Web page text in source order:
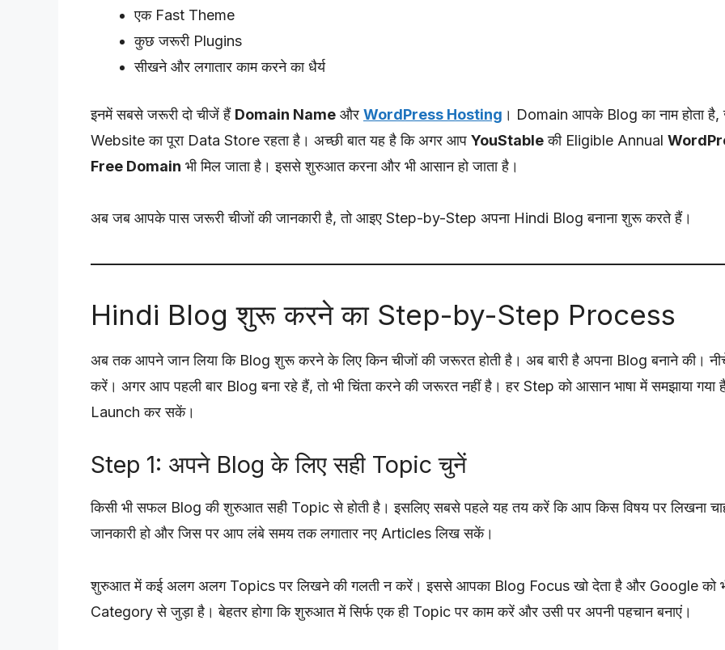
एक Fast Theme
कुछ जरूरी Plugins
सीखने और लगातार काम करने का धैर्य
इनमें सबसे जरूरी दो चीजें हैं Domain Name और WordPress Hosting । Domain आपके Blog का नाम होता
Website का पूरा Data Store रहता है। अच्छी बात यह है कि अगर आप YouStableकी Eligible Annual
Free Domain भी मिल जाता है। इससे शुरुआत करना और भी आसान हो जाता है।
अब जब आपके पास जरूरी चीजों की जानकारी है, तो आइए Step-by-Step अपना Hindi Blog बनाना शुरू करते हैं।
Hindi Blog शुरू करने का Step-by-Step Process
अब तक आपने जान लिया कि Blog शुरू करने के लिए किन चीजों की जरूरत होती है। अब बारी है अपना Blog बनाने की।
करें। अगर आप पहली बार Blog बना रहे हैं, तो भी चिंता करने की जरूरत नहीं है। हर Step को आसान भाषा में समझाया गया
Launch कर सकें।
Step 1: अपने Blog के लिए सही Topic चुनें
किसी भी सफल Blog की शुरुआत सही Topic से होती है। इसलिए सबसे पहले यह तय करें कि आप किस विषय पर लिखना
जानकारी हो और जिस पर आप लंबे समय तक लगातार नए Articles लिख सकें।
शुरुआत में कई अलग अलग Topics पर लिखने की गलती न करें। इससे आपका Blog Focus खो देता है और Google को
Category से जुड़ा है। बेहतर होगा कि शुरुआत में सिर्फ एक ही Topic पर काम करें और उसी पर अपनी पहचान बनाएं।